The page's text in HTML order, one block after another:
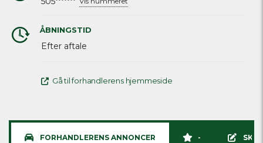
ÅBNINGSTID
Efter aftale
Gå til forhandlerens hjemmeside
FORHANDLERENS ANNONCER -